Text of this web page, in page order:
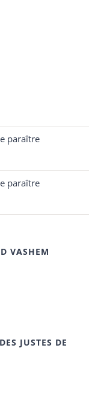
paraître
paraître
VASHEM
JUSTES DE